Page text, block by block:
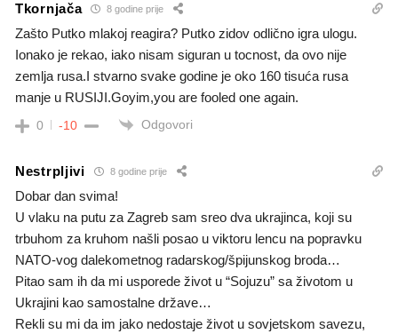
Tkornjača 8 godine prije
Zašto Putko mlakoj reagira? Putko zidov odlično igra ulogu.
Ionako je rekao, iako nisam siguran u tocnost, da ovo nije
zemlja rusa.I stvarno svake godine je oko 160 tisuća rusa
manje u RUSIJI.Goyim,you are fooled one again.
0 -10 Odgovori
Nestrpljivi 8 godine prije
Dobar dan svima!
U vlaku na putu za Zagreb sam sreo dva ukrajinca, koji su
trbuhom za kruhom našli posao u viktoru lencu na popravku
NATO-vog dalekometnog radarskog/špijunskog broda…
Pitao sam ih da mi usporede život u “Sojuzu” sa životom u
Ukrajini kao samostalne države…
Rekli su mi da im jako nedostaje život u sovjetskom savezu,